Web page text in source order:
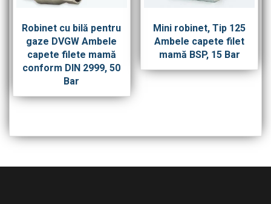
Robinet cu bilă pentru
gaze DVGW Ambele
capete filete mamă
conform DIN 2999, 50
Bar
Mini robinet, Tip 125
Ambele capete filet
mamă BSP, 15 Bar